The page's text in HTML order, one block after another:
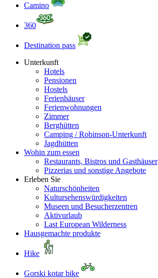
Camino
360
Destination pass
Unterkunft
Hotels
Pensionen
Hostels
Ferienhäuser
Ferienwohnungen
Zimmer
Berghütten
Camping / Robinson-Unterkunft
Jagdhütten
Wohin zum essen
Restaurants, Bistros und Gasthäuser
Pizzerias und sonstige Angebote
Erleben Sie
Naturschönheiten
Kultursehenswürdigkeiten
Museen und Besucherzentren
Aktivurlaub
Last European Wilderness
Hausgemachte produkte
Hike
Gorski kotar bike